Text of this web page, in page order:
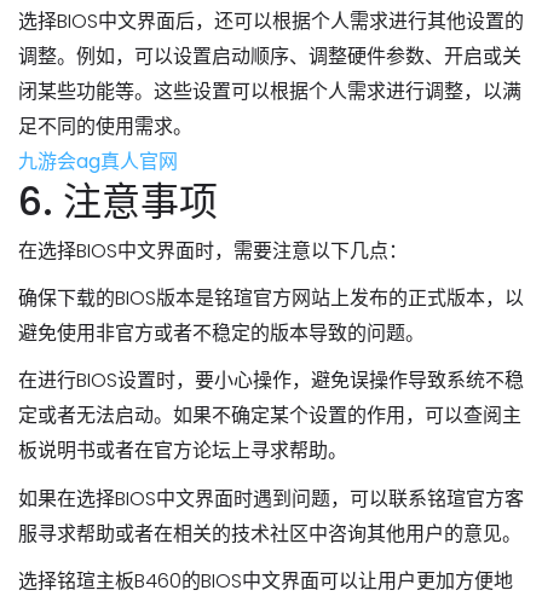
选择BIOS中文界面后，还可以根据个人需求进行其他设置的
调整。例如，可以设置启动顺序、调整硬件参数、开启或关
闭某些功能等。这些设置可以根据个人需求进行调整，以满
足不同的使用需求。
九游会ag真人官网
6. 注意事项
在选择BIOS中文界面时，需要注意以下几点：
确保下载的BIOS版本是铭瑄官方网站上发布的正式版本，以
避免使用非官方或者不稳定的版本导致的问题。
在进行BIOS设置时，要小心操作，避免误操作导致系统不稳
定或者无法启动。如果不确定某个设置的作用，可以查阅主
板说明书或者在官方论坛上寻求帮助。
如果在选择BIOS中文界面时遇到问题，可以联系铭瑄官方客
服寻求帮助或者在相关的技术社区中咨询其他用户的意见。
选择铭瑄主板B460的BIOS中文界面可以让用户更加方便地